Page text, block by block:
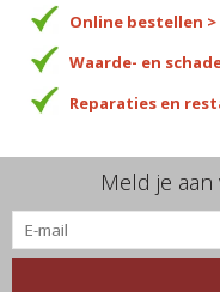
Online bestellen
Waarde- en
Reparaties en
Meld je